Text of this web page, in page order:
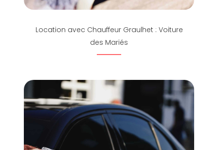
Location avec Chauffeur Graulhet : Voiture
des Mariés